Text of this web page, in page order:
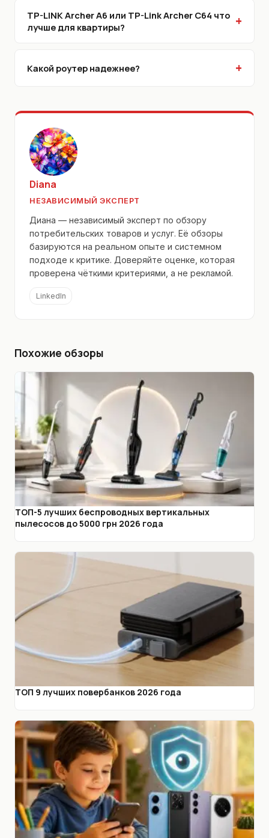
TP-LINK Archer A6 или TP-Link Archer C64 что
лучше для квартиры?
Какой роутер надежнее?
Diana
НЕЗАВИСИМЫЙ ЭКСПЕРТ
Диана — независимый эксперт по обзору
потребительских товаров и услуг. Её обзоры
базируются на реальном опыте и системном
подходе к критике. Доверяйте оценке, которая
проверена чёткими критериями, а не рекламой.
LinkedIn
Похожие обзоры
ТОП-5 лучших беспроводных вертикальных
пылесосов до 5000 грн 2026 года
ТОП 9 лучших повербанков 2026 года